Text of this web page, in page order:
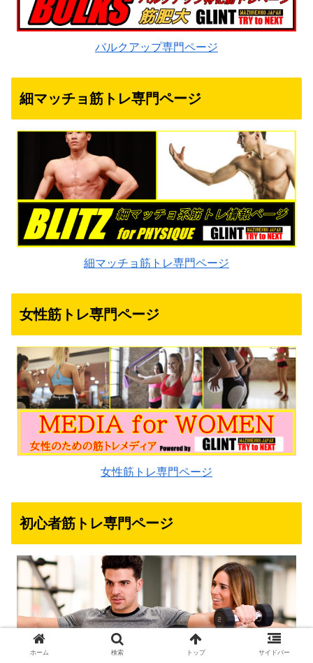
バルクアップ専門ページ
細マッチョ筋トレ専門ページ
細マッチョ筋トレ専門ページ
女性筋トレ専門ページ
女性筋トレ専門ページ
初心者筋トレ専門ページ
ホーム 検索 トップ サイドバー